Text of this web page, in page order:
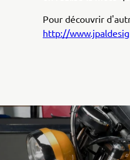
Pour découvrir
http://